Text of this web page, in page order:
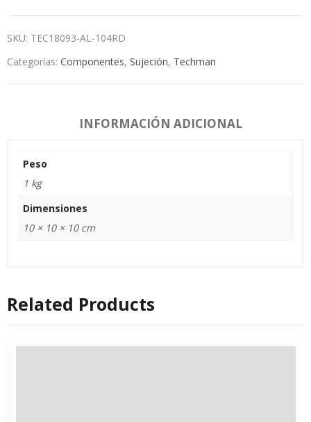
SKU: TEC18093-AL-104RD
Categorías: Componentes, Sujeción, Techman
INFORMACIÓN ADICIONAL
Peso
1 kg
Dimensiones
10 × 10 × 10 cm
Related Products